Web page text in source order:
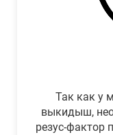
Так как у
выкидыш,
резус-фактор